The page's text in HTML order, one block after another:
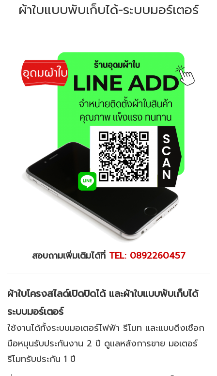
ผ้าใบแบบพับเก็บได้-ระบบมอร์เตอร์
สอบถามเพิ่มเติมได้ที่ TEL: 0892260457
ผ้าใบโครงสไลด์เปิดปิดได้ และผ้าใบแบบพับเก็บได้
ระบบมอร์เตอร์
ใช้งานได้ทั้งระบบมอเตอร์ไฟฟ้า รีโมท และแบบดึงเชือก
มือหมุนรับประกันงาน 2 ปี ดูแลหลังการขาย มอเตอร์
รีโมทรับประกัน 1 ปี